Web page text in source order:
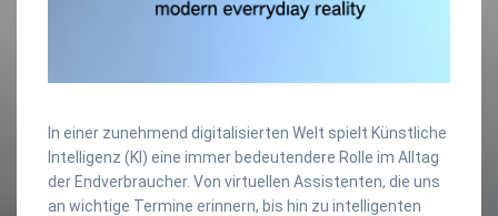
In einer zunehmend digitalisierten Welt spielt Künstliche
Intelligenz (KI) eine immer bedeutendere Rolle im Alltag
der Endverbraucher. Von virtuellen Assistenten, die uns
an wichtige Termine erinnern, bis hin zu intelligenten